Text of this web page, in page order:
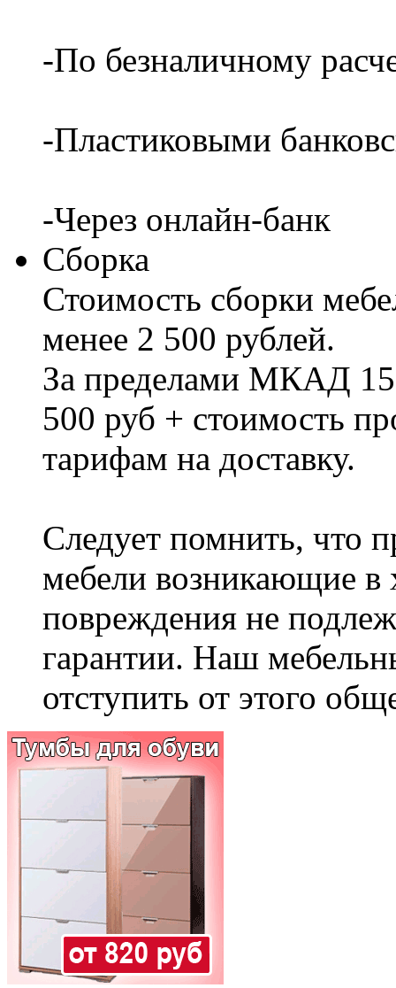
-По безналичному
-Пластиковыми
-Через онлайн-банк
Сборка
Стоимость сборки
менее 2 500 рублей.
За пределами МКАД
500 руб + стоимость
тарифам на доставку.
Следует помнить, что
мебели возникающие в
повреждения не
гарантии. Наш
отступить от этого